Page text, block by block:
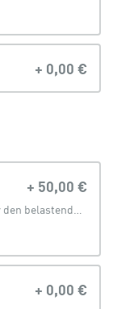
+ 0,00 €
+ 50,00 €
Schützt die Augen vor den belastenden Anteilen des Lichtes, welches von digitalen Geräten abgegeben wird
+ 0,00 €